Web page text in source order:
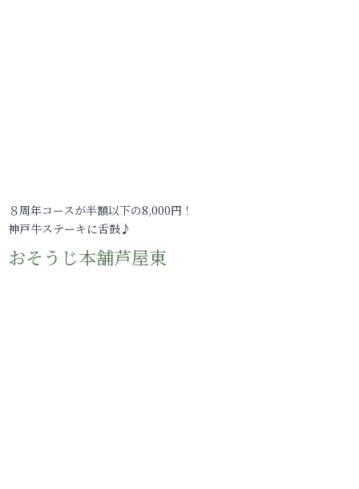
８周年コースが半額以下の8,000円！
神戸牛ステーキに舌鼓♪
おそうじ本舗芦屋東